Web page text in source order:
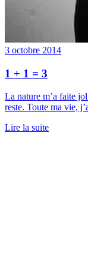
3 octobre 2014
1 + 1 = 3
La nature m’a faite
reste. Toute ma vie,
Lire la suite